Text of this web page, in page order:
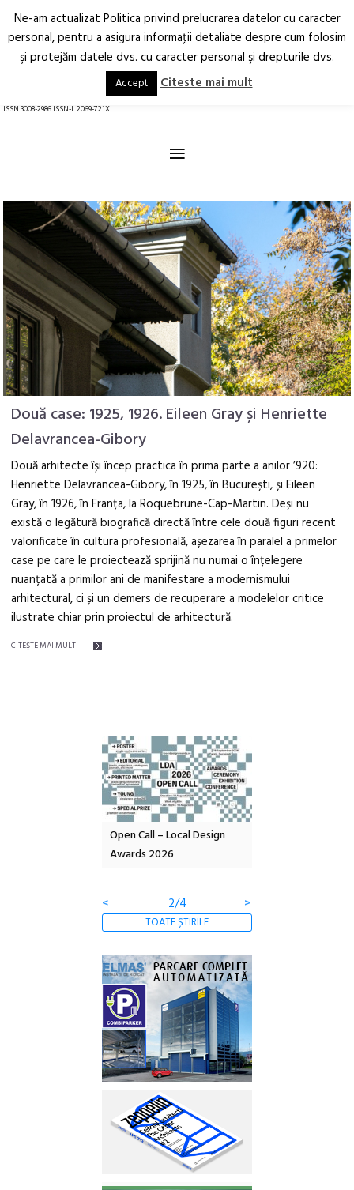
Arhitectură.
Oraș.
RO EN
ISSN 3008-2986 ISSN-L 2069-721X
≡
Două case: 1925, 1926. Eileen Gray și Henriette
Delavrancea-Gibory
Două arhitecte își încep practica în prima parte a anilor ’920:
Henriette Delavrancea-Gibory, în 1925, în București, și Eileen
Gray, în 1926, în Franța, la Roquebrune-Cap-Martin. Deși nu
există o legătură biografică directă între cele două figuri recent
valorificate în cultura profesională, așezarea în paralel a primelor
case pe care le proiectează sprijină nu numai o înțelegere
nuanțată a primilor ani de manifestare a modernismului
arhitectural, ci și un demers de recuperare a modelelor critice
ilustrate chiar prin proiectul de arhitectură.
CITEŞTE MAI MULT
Open Call – Local Design
Awards 2026
<
2/4 >
TOATE ȘTIRILE
Ne-am actualizat Politica privind prelucrarea datelor cu caracter
personal, pentru a asigura informaţii detaliate despre cum folosim
şi protejăm datele dvs. cu caracter personal şi drepturile dvs.
Accept Citeste mai mult